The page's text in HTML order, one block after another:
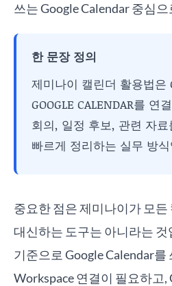
쓰는 Google Calendar 중심
한 문장 정의
제미나이 캘린더 활용법은
GOOGLE CALENDAR를 연
회의, 일정 후보, 관련 자
빠르게 정리하는 실무 방
중요한 점은 제미나이가 모
대신하는 도구는 아니라는
기준으로 Google Calendar를
Workspace 연결이 필요하고